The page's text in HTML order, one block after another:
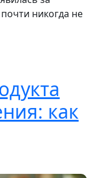
никогда не
как